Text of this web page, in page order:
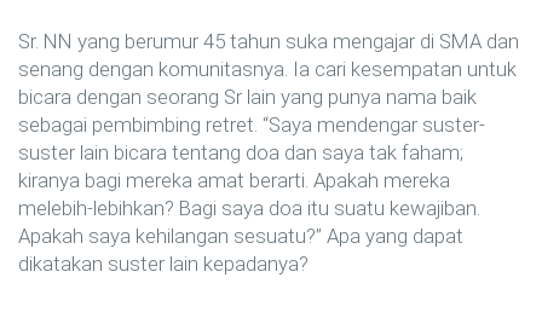
Sr. NN yang berumur 45 tahun suka mengajar di SMA dan
senang dengan komunitasnya. Ia cari kesempatan untuk
bicara dengan seorang Sr lain yang punya nama baik
sebagai pembimbing retret. “Saya mendengar suster-
suster lain bicara tentang doa dan saya tak faham;
kiranya bagi mereka amat berarti. Apakah mereka
melebih-lebihkan? Bagi saya doa itu suatu kewajiban.
Apakah saya kehilangan sesuatu?” Apa yang dapat
dikatakan suster lain kepadanya?